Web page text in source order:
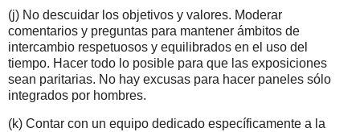
(j) No descuidar los objetivos y valores. Moderar
comentarios y preguntas para mantener ámbitos de
intercambio respetuosos y equilibrados en el uso del
tiempo. Hacer todo lo posible para que las exposiciones
sean paritarias. No hay excusas para hacer paneles sólo
integrados por hombres.
(k) Contar con un equipo dedicado específicamente a la